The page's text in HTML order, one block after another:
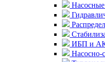
ИБП и
Насосно-